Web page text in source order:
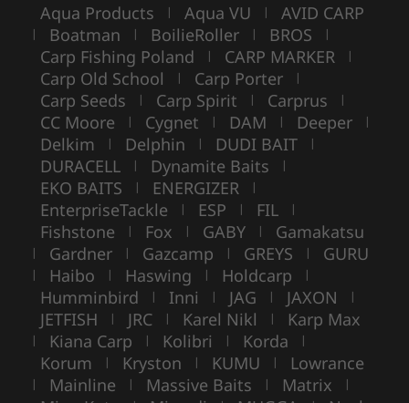
Aqua Products | Aqua VU | AVID CARP
| Boatman | BoilieRoller | BROS |
Carp Fishing Poland | CARP MARKER |
Carp Old School | Carp Porter |
Carp Seeds | Carp Spirit | Carprus |
CC Moore | Cygnet | DAM | Deeper |
Delkim | Delphin | DUDI BAIT |
DURACELL | Dynamite Baits |
EKO BAITS | ENERGIZER |
EnterpriseTackle | ESP | FIL |
Fishstone | Fox | GABY | Gamakatsu
| Gardner | Gazcamp | GREYS | GURU
| Haibo | Haswing | Holdcarp |
Humminbird | Inni | JAG | JAXON |
JETFISH | JRC | Karel Nikl | Karp Max
| Kiana Carp | Kolibri | Korda |
Korum | Kryston | KUMU | Lowrance
| Mainline | Massive Baits | Matrix |